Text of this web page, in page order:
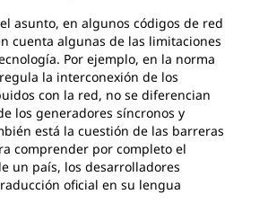
asunto, en algunos códigos de red
cuenta algunas de las limitaciones
Por ejemplo, en la norma
la interconexión de los
con la red, no se diferencian
los generadores síncronos y
está la cuestión de las barreras
comprender por completo el
un país, los desarrolladores
oficial en su lengua